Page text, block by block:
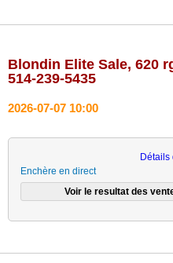
Blondin Elite Sale, 620
514-239-5435
2026-07-07 10:00
Détails
Enchère en direct